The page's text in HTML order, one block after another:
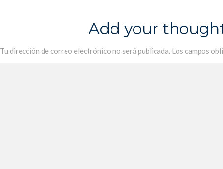
Add your
Tu dirección de correo electrónico no será publicada. Los campos